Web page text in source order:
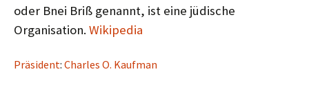
oder Bnei Briß genannt, ist eine jüdische
Organisation. Wikipedia
Präsident: Charles O. Kaufman